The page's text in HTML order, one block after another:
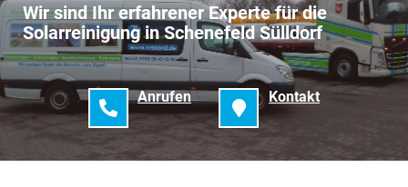
Wir sind Ihr erfahrener Experte für die
Solarreinigung in Schenefeld Sülldorf
Anrufen Kontakt